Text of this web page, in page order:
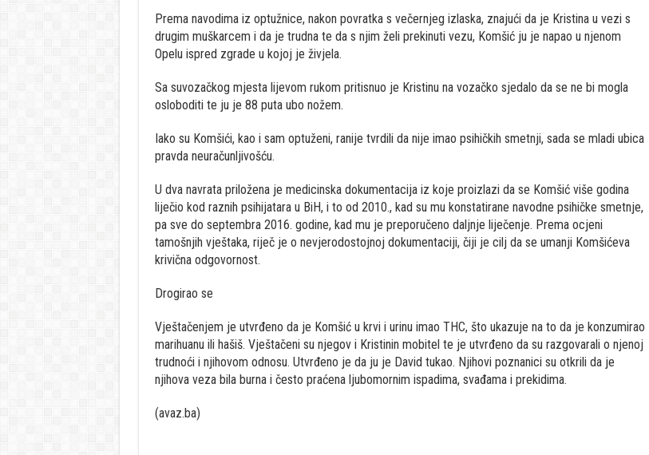
Prema navodima iz optužnice, nakon povratka s večernjeg izlaska, znajući da je Kristina u vezi s
drugim muškarcem i da je trudna te da s njim želi prekinuti vezu, Komšić ju je napao u njenom
Opelu ispred zgrade u kojoj je živjela.
Sa suvozačkog mjesta lijevom rukom pritisnuo je Kristinu na vozačko sjedalo da se ne bi mogla
osloboditi te ju je 88 puta ubo nožem.
Iako su Komšići, kao i sam optuženi, ranije tvrdili da nije imao psihičkih smetnji, sada se mladi ubica
pravda neuračunljivošću.
U dva navrata priložena je medicinska dokumentacija iz koje proizlazi da se Komšić više godina
liječio kod raznih psihijatara u BiH, i to od 2010., kad su mu konstatirane navodne psihičke smetnje,
pa sve do septembra 2016. godine, kad mu je preporučeno daljnje liječenje. Prema ocjeni
tamošnjih vještaka, riječ je o nevjerodostojnoj dokumentaciji, čiji je cilj da se umanji Komšićeva
krivična odgovornost.
Drogirao se
Vještačenjem je utvrđeno da je Komšić u krvi i urinu imao THC, što ukazuje na to da je konzumirao
marihuanu ili hašiš. Vještačeni su njegov i Kristinin mobitel te je utvrđeno da su razgovarali o njenoj
trudnoći i njihovom odnosu. Utvrđeno je da ju je David tukao. Njihovi poznanici su otkrili da je
njihova veza bila burna i često praćena ljubomornim ispadima, svađama i prekidima.
(avaz.ba)